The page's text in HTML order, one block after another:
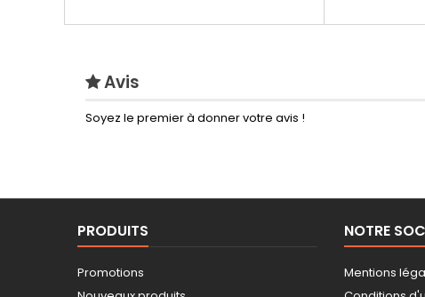
Avis
Soyez le premier à donner votre avis !
PRODUITS
Promotions
NOTRE
Mentions